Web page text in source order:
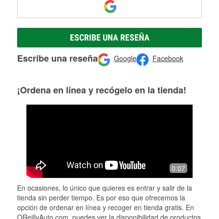
ESCRIBE UNA RESEÑA
Escribe una reseña Google Facebook
¡Ordena en línea y recógelo en la tienda!
0:07
En ocasiones, lo único que quieres es entrar y salir de la
tienda sin perder tiempo. Es por eso que ofrecemos la
opción de ordenar en línea y recoger en tienda gratis. En
OReillyAuto.com, puedes ver la disponibilidad de productos